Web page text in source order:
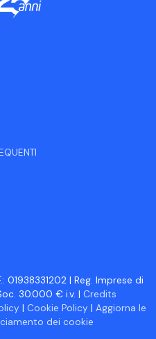
01938331202 | Reg. Imprese di
30.000 € i.v. | Credits
| Cookie Policy | Aggiorna le
dei cookie